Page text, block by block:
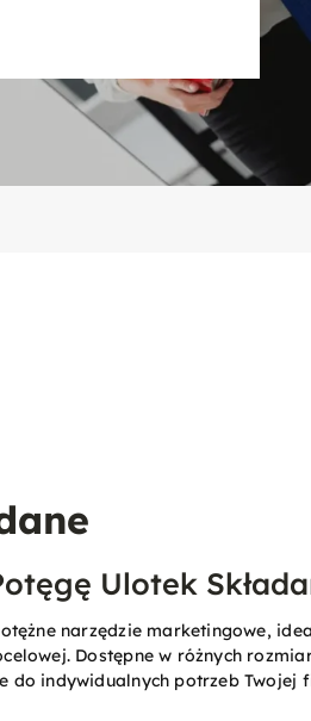
Ulotek
narzędzie marketingowe,
Dostępne w różnych
do indywidualnych potrzeb Twojej